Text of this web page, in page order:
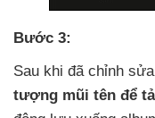
Bước 3:
Sau khi đã chỉnh
tượng mũi tên để